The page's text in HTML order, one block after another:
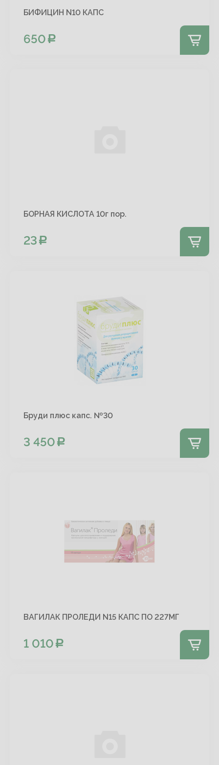
БИФИЦИН N10 КАПС
650
БОРНАЯ КИСЛОТА 10г пор.
23
Бруди плюс капс. №30
3 450
ВАГИЛАК ПРОЛЕДИ N15 КАПС ПО 227МГ
1 010